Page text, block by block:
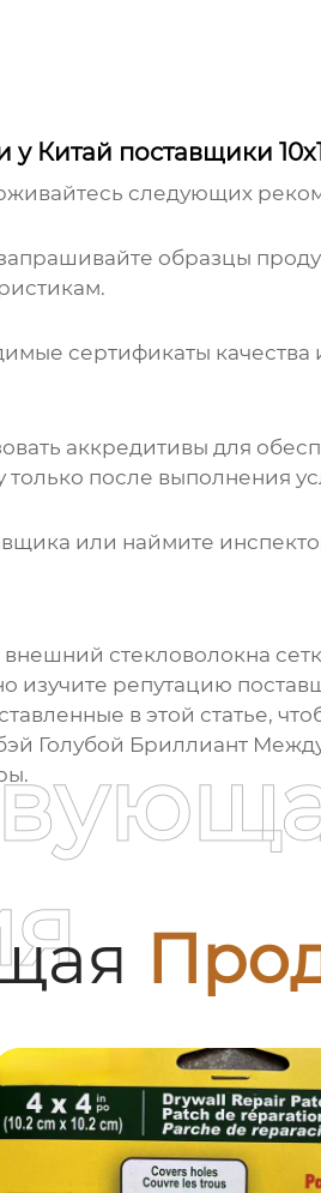
у Китай поставщики
следующих
образцы
сертификаты
аккредитивы для
только после выполнения
или наймите
стекловолокна
изучите репутацию
в этой статье,
Голубой Бриллиант